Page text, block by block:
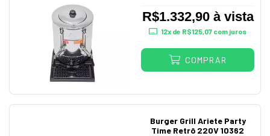
R$1.332,90 à vista
12x de R$125,07com juros
COMPRAR
Burger Grill Ariete Party
Time Retrô 220V 10362